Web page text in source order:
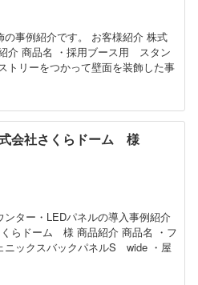
事例紹介です。 お客様紹介 株式
介 商品名 ・採用ブース用 スタン
トリーをつかって壁面を装飾した事
会社さくらドーム 様
ター・LEDパネルの導入事例紹介
らドーム 様 商品紹介 商品名 ・フ
ニックスバックパネルS wide ・屋